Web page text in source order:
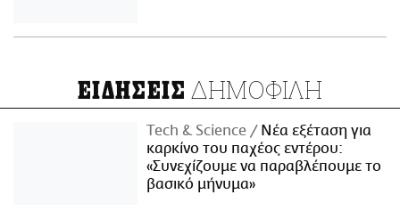
ΕΙΔΗΣΕΙΣ ΔΗΜΟΦΙΛΗ
Τech & Science
Νέα εξέταση για
καρκίνο του παχέος εντέρου:
«Συνεχίζουμε να παραβλέπουμε το
βασικό μήνυμα»